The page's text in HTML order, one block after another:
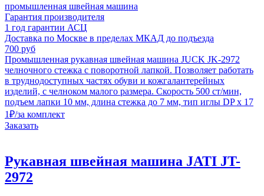
промышленная швейная машина
Гарантия производителя
1 год гарантии АСЦ
Доставка по Москве в пределах МКАД до подъезда
700 руб
Промышленная рукавная швейная машина JUCK JK-2972
челночного стежка с поворотной лапкой. Позволяет работать
в труднодоступных частях обуви и кожгалантерейных
изделий, с челноком малого размера. Скорость 500 ст/мин,
подъем лапки 10 мм, длина стежка до 7 мм, тип иглы DP x 17
1₽/за комплект
Заказать
Рукавная швейная машина JATI JT-
2972